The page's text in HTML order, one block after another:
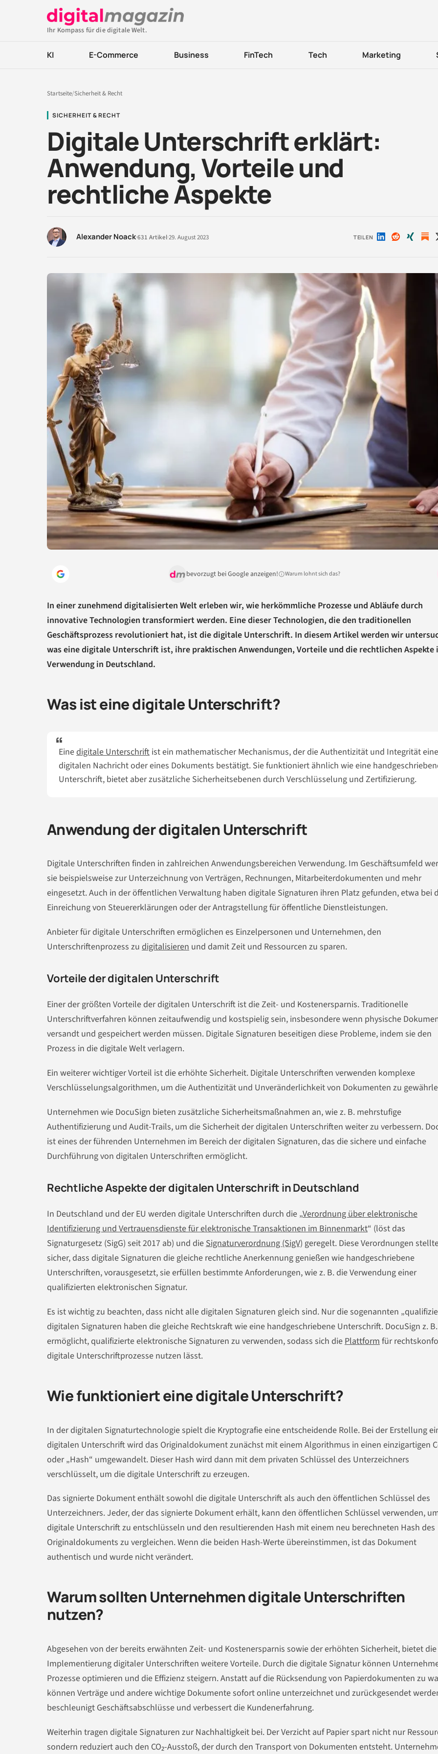
Ihr Kompass für die digitale Welt.
KI E-Commerce Business FinTech Tech Marketing
Startseite/Sicherheit & Recht
SICHERHEIT & RECHT
Digitale Unterschrift erklärt:
Anwendung, Vorteile und
rechtliche Aspekte
Alexander Noack·631 Artikel·29. August 2023 TEILEN Auf Auf Auf
bevorzugt bei Google anzeigen! Warum lohnt sich das?
In einer zunehmend digitalisierten Welt erleben wir, wie herkömmliche Prozesse und Abläufe durch
innovative Technologien transformiert werden. Eine dieser Technologien, die den traditionellen
Geschäftsprozess revolutioniert hat, ist die digitale Unterschrift. In diesem Artikel werden wir
was eine digitale Unterschrift ist, ihre praktischen Anwendungen, Vorteile und die rechtlichen Aspekte
Verwendung in Deutschland.
Was ist eine digitale Unterschrift?
Eine digitale Unterschrift ist ein mathematischer Mechanismus, der die Authentizität und Integrität
digitalen Nachricht oder eines Dokuments bestätigt. Sie funktioniert ähnlich wie eine
Unterschrift, bietet aber zusätzliche Sicherheitsebenen durch Verschlüsselung und Zertifizierung.
Anwendung der digitalen Unterschrift
Digitale Unterschriften finden in zahlreichen Anwendungsbereichen Verwendung. Im Geschäftsumfeld
sie beispielsweise zur Unterzeichnung von Verträgen, Rechnungen, Mitarbeiterdokumenten und mehr
eingesetzt. Auch in der öffentlichen Verwaltung haben digitale Signaturen ihren Platz gefunden, etwa bei
Einreichung von Steuererklärungen oder der Antragstellung für öffentliche Dienstleistungen.
Anbieter für digitale Unterschriften ermöglichen es Einzelpersonen und Unternehmen, den
Unterschriftenprozess zu digitalisieren und damit Zeit und Ressourcen zu sparen.
Vorteile der digitalen Unterschrift
Einer der größten Vorteile der digitalen Unterschrift ist die Zeit- und Kostenersparnis. Traditionelle
Unterschriftverfahren können zeitaufwendig und kostspielig sein, insbesondere wenn physische
versandt und gespeichert werden müssen. Digitale Signaturen beseitigen diese Probleme, indem sie den
Prozess in die digitale Welt verlagern.
Ein weiterer wichtiger Vorteil ist die erhöhte Sicherheit. Digitale Unterschriften verwenden komplexe
Verschlüsselungsalgorithmen, um die Authentizität und Unveränderlichkeit von Dokumenten zu
Unternehmen wie DocuSign bieten zusätzliche Sicherheitsmaßnahmen an, wie z. B. mehrstufige
Authentifizierung und Audit-Trails, um die Sicherheit der digitalen Unterschriften weiter zu verbessern.
ist eines der führenden Unternehmen im Bereich der digitalen Signaturen, das die sichere und einfache
Durchführung von digitalen Unterschriften ermöglicht.
Rechtliche Aspekte der digitalen Unterschrift in Deutschland
In Deutschland und der EU werden digitale Unterschriften durch die „Verordnung über elektronische
Identifizierung und Vertrauensdienste für elektronische Transaktionen im Binnenmarkt“ (löst das
Signaturgesetz (SigG) seit 2017 ab) und dieSignaturverordnung (SigV) geregelt. Diese Verordnungen
sicher, dass digitale Signaturen die gleiche rechtliche Anerkennung genießen wie handgeschriebene
Unterschriften, vorausgesetzt, sie erfüllen bestimmte Anforderungen, wie z. B. die Verwendung einer
qualifizierten elektronischen Signatur.
Es ist wichtig zu beachten, dass nicht alle digitalen Signaturen gleich sind. Nur die sogenannten
digitalen Signaturen haben die gleiche Rechtskraft wie eine handgeschriebene Unterschrift. DocuSign z. B.
ermöglicht, qualifizierte elektronische Signaturen zu verwenden, sodass sich diePlattformfür
digitale Unterschriftprozesse nutzen lässt.
Wie funktioniert eine digitale Unterschrift?
In der digitalen Signaturtechnologie spielt die Kryptografie eine entscheidende Rolle. Bei der Erstellung
digitalen Unterschrift wird das Originaldokument zunächst mit einem Algorithmus in einen einzigartigen
oder „Hash“ umgewandelt. Dieser Hash wird dann mit dem privaten Schlüssel des Unterzeichners
verschlüsselt, um die digitale Unterschrift zu erzeugen.
Das signierte Dokument enthält sowohl die digitale Unterschrift als auch den öffentlichen Schlüssel des
Unterzeichners. Jeder, der das signierte Dokument erhält, kann den öffentlichen Schlüssel verwenden,
digitale Unterschrift zu entschlüsseln und den resultierenden Hash mit einem neu berechneten Hash des
Originaldokuments zu vergleichen. Wenn die beiden Hash-Werte übereinstimmen, ist das Dokument
authentisch und wurde nicht verändert.
Warum sollten Unternehmen digitale Unterschriften
nutzen?
Abgesehen von der bereits erwähnten Zeit- und Kostenersparnis sowie der erhöhten Sicherheit, bietet die
Implementierung digitaler Unterschriften weitere Vorteile. Durch die digitale Signatur können
Prozesse optimieren und die Effizienz steigern. Anstatt auf die Rücksendung von Papierdokumenten zu
können Verträge und andere wichtige Dokumente sofort online unterzeichnet und zurückgesendet
beschleunigt Geschäftsabschlüsse und verbessert die Kundenerfahrung.
Weiterhin tragen digitale Signaturen zur Nachhaltigkeit bei. Der Verzicht auf Papier spart nicht nur
sondern reduziert auch den CO₂-Ausstoß, der durch den Transport von Dokumenten entsteht.